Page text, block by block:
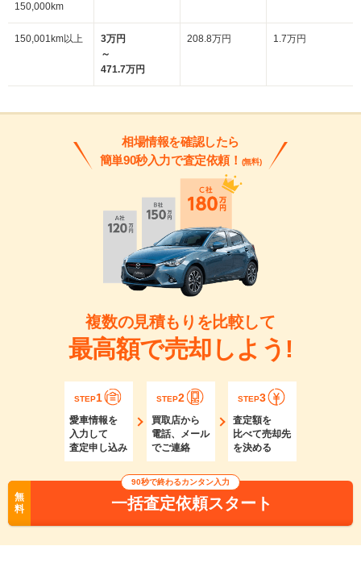
150,000km
150,001km以上
3万円
～
471.7万円
208.8万円 1.7万円
相場情報を確認したら
簡単90秒入力で査定依頼！ (無料)
複数の見積もりを比較して
最高額で売却しよう!
STEP1
愛車情報を
入力して
査定申し込み
STEP2
買取店から
電話、メール
でご連絡
STEP3
査定額を
比べて売却先
を決める
無
料
90秒で終わるカンタン入力
一括査定依頼スタート